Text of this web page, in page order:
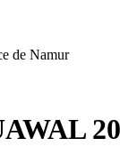
de Namur